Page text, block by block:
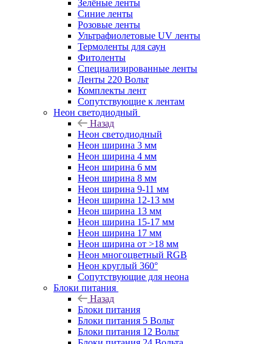
Зелёные ленты
Синие ленты
Розовые ленты
Ультрафиолетовые UV ленты
Термоленты для саун
Фитоленты
Специализированные ленты
Ленты 220 Вольт
Комплекты лент
Сопутствующие к лентам
Неон светодиодный
Назад
Неон светодиодный
Неон ширина 3 мм
Неон ширина 4 мм
Неон ширина 6 мм
Неон ширина 8 мм
Неон ширина 9-11 мм
Неон ширина 12-13 мм
Неон ширина 13 мм
Неон ширина 15-17 мм
Неон ширина 17 мм
Неон ширина от >18 мм
Неон многоцветный RGB
Неон круглый 360°
Сопутствующие для неона
Блоки питания
Назад
Блоки питания
Блоки питания 5 Вольт
Блоки питания 12 Вольт